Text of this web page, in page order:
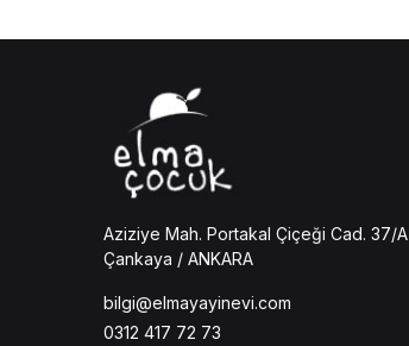
Aziziye Mah. Portakal Çiçeği Cad. 37/A
Çankaya / ANKARA
bilgi@elmayayinevi.com
0312 417 72 73